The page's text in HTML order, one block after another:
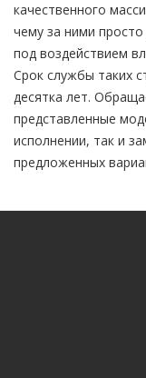
качественного
чему за ними
под воздействием
Срок службы таких
десятка лет.
представленные
исполнении, так и
предложенных